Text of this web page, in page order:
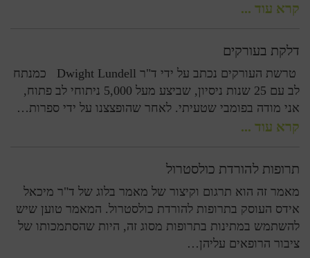
קרא עוד ...
דלקת בעורקים
טרשת העורקים נכתב על ידי ד"ר Dwight Lundell כמנתח
לב עם 25 שנות ניסיון, שביצע מעל 5,000 ניתוחי לב פתוח,
אני מודה בפומבי שטעיתי. לאחר שהופצצנו על ידי ספרות…
קרא עוד ...
תרופות להורדת כולסטרול
מאמר זה הוא תרגום וקיצור של מאמר בלוג של ד"ר מיכאל
אידס העוסק בתרופות להורדת כולסטרול. המאמר טוען שיש
להשתמש במתינות בתרופות מסוג זה, היות שהסתמכותו של
ציבור הרופאים עליהן…